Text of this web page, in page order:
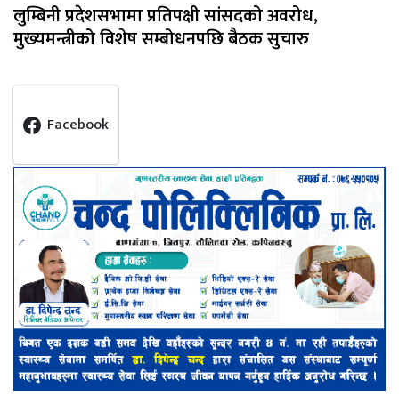
लुम्बिनी प्रदेशसभामा प्रतिपक्षी सांसदको अवरोध,
मुख्यमन्त्रीको विशेष सम्बोधनपछि बैठक सुचारु
Facebook